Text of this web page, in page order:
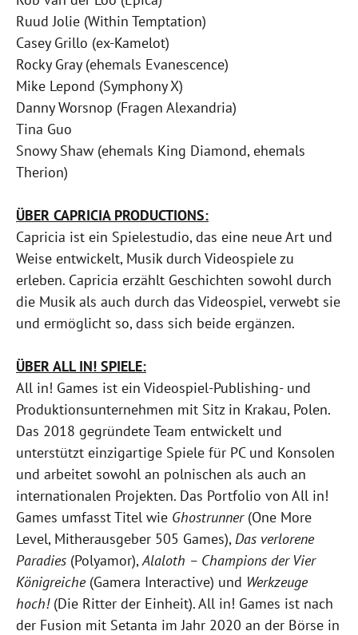
Ruud Jolie (Within Temptation)
Casey Grillo (ex-Kamelot)
Rocky Gray (ehemals Evanescence)
Mike Lepond (Symphony X)
Danny Worsnop (Fragen Alexandria)
Tina Guo
Snowy Shaw (ehemals King Diamond, ehemals
Therion)
ÜBER CAPRICIA PRODUCTIONS:
Capricia ist ein Spielestudio, das eine neue Art und
Weise entwickelt, Musik durch Videospiele zu
erleben. Capricia erzählt Geschichten sowohl durch
die Musik als auch durch das Videospiel, verwebt sie
und ermöglicht so, dass sich beide ergänzen.
ÜBER ALL IN! SPIELE:
All in! Games ist ein Videospiel-Publishing- und
Produktionsunternehmen mit Sitz in Krakau, Polen.
Das 2018 gegründete Team entwickelt und
unterstützt einzigartige Spiele für PC und Konsolen
und arbeitet sowohl an polnischen als auch an
internationalen Projekten. Das Portfolio von All in!
Games umfasst Titel wie Ghostrunner(One More
Level, Mitherausgeber 505 Games),Das verlorene
Paradies (Polyamor),Alaloth – Champions der Vier
Königreiche(Gamera Interactive) und Werkzeuge
hoch!(Die Ritter der Einheit). All in! Games ist nach
der Fusion mit Setanta im Jahr 2020 an der Börse in